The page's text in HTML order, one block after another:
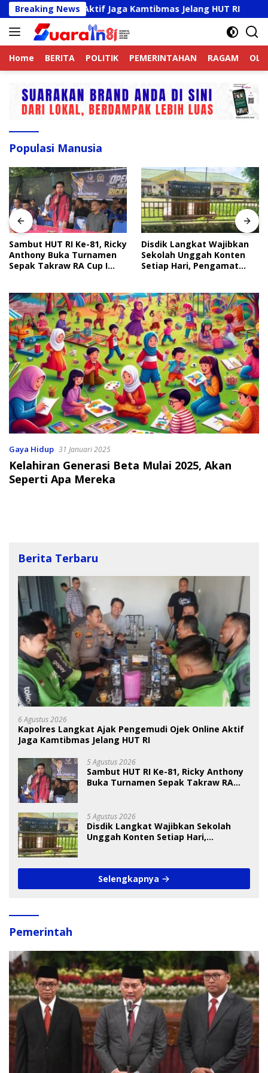
Langsung
ke
konten
Breaking News
Online Aktif Jaga Kamtibmas Jelang HUT RI
Home BERITA POLITIK PEMERINTAHAN RAGAM
Populasi Manusia
Sambut HUT RI Ke-81, Ricky
Anthony Buka Turnamen
Sepak Takraw RA Cup I
Disdik Langkat Wajibkan
Sekolah Unggah Konten
Setiap Hari, Pengamat
Gaya Hidup 31 Januari 2025
Kelahiran Generasi Beta Mulai 2025, Akan
Seperti Apa Mereka
Berita Terbaru
6 Agustus 2026
Kapolres Langkat Ajak Pengemudi Ojek Online Aktif
Jaga Kamtibmas Jelang HUT RI
5 Agustus 2026
Sambut HUT RI Ke-81, Ricky Anthony
Buka Turnamen Sepak Takraw RA
5 Agustus 2026
Disdik Langkat Wajibkan Sekolah
Unggah Konten Setiap Hari,
Selengkapnya
Pemerintah